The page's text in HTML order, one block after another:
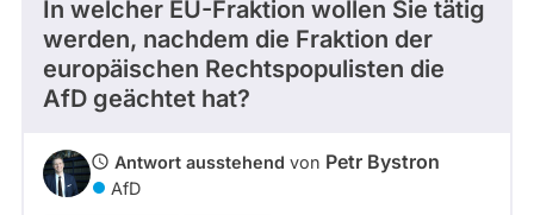
In welcher EU-Fraktion wollen Sie tätig
werden, nachdem die Fraktion der
europäischen Rechtspopulisten die
AfD geächtet hat?
Antwort ausstehend von Petr Bystron
AfD